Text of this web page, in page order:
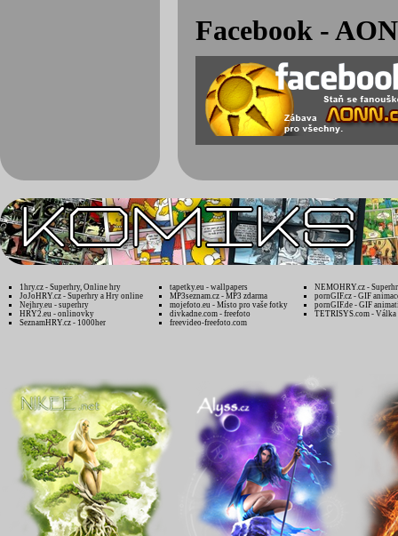
Facebook -
1hry.cz - Superhry, Online hry
JoJoHRY.cz - Superhry a Hry online
Nejhry.eu - superhry
HRY2.eu - onlinovky
SeznamHRY.cz - 1000her
tapetky.eu - wallpapers
MP3seznam.cz - MP3 zdarma
mojefoto.eu - Místo pro vaše fotky
divkadne.com - freefoto
freevideo-freefoto.com
NEMOHRY.cz -
pornGIF.cz - GIF
pornGIF.de - GIF
TETRISYS.com - Válka